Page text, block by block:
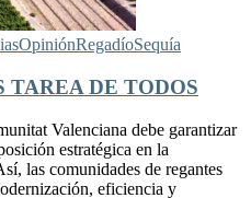
OpiniónRegadíoSequía
TAREA DE TODOS
Valenciana debe garantizar
estratégica en la
las comunidades de regantes
eficiencia y